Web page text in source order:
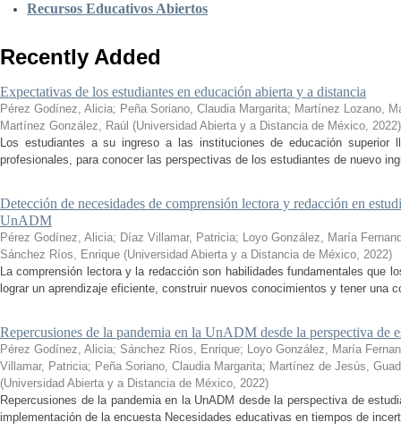
Recursos Educativos Abiertos
Recently Added
Expectativas de los estudiantes en educación abierta y a distancia
Pérez Godínez, Alicia; Peña Soriano, Claudia Margarita; Martínez Lozano,
Martínez González, Raúl (Universidad Abierta y a Distancia de México, 2022)
Los estudiantes a su ingreso a las instituciones de educación superior
profesionales, para conocer las perspectivas de los estudiantes de nuevo
Detección de necesidades de comprensión lectora y redacción en
UnADM
Pérez Godínez, Alicia; Díaz Villamar, Patricia; Loyo González, María
Sánchez Ríos, Enrique (Universidad Abierta y a Distancia de México, 2022)
La comprensión lectora y la redacción son habilidades fundamentales que
lograr un aprendizaje eficiente, construir nuevos conocimientos y tener una
Repercusiones de la pandemia en la UnADM desde la perspectiva de
Pérez Godínez, Alicia; Sánchez Ríos, Enrique; Loyo González, María
Villamar, Patricia; Peña Soriano, Claudia Margarita; Martínez de Jesús,
(Universidad Abierta y a Distancia de México, 2022)
Repercusiones de la pandemia en la UnADM desde la perspectiva de
implementación de la encuesta Necesidades educativas en tiempos de